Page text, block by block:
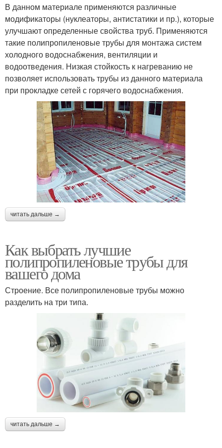
В данном материале применяются различные
модификаторы (нуклеаторы, антистатики и пр.), которые
улучшают определенные свойства труб. Применяются
такие полипропиленовые трубы для монтажа систем
холодного водоснабжения, вентиляции и
водоотведения. Низкая стойкость к нагреванию не
позволяет использовать трубы из данного материала
при прокладке сетей с горячего водоснабжения.
читать дальше →
Как выбрать лучшие
полипропиленовые трубы для
вашего дома
Строение. Все полипропиленовые трубы можно
разделить на три типа.
читать дальше →